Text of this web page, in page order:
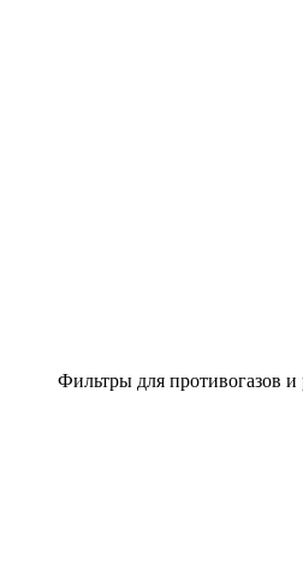
Фильтры для противогазов и